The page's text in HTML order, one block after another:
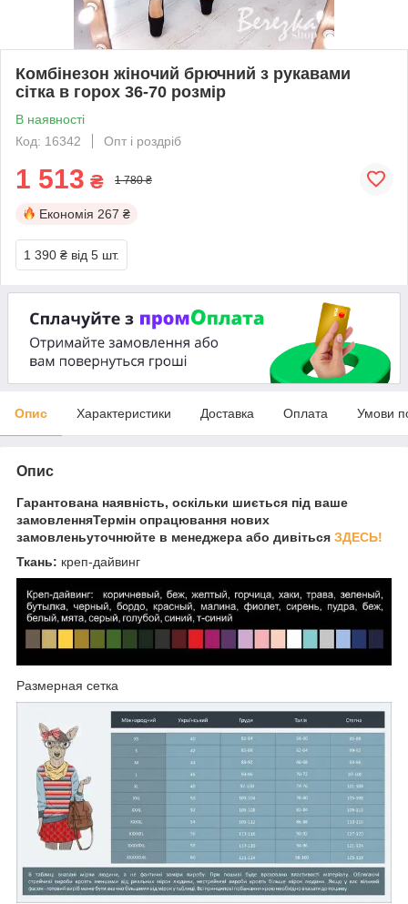
Комбінезон жіночий брючний з рукавами
сітка в горох 36-70 розмір
В наявності
Код: 16342
Опт і роздріб
1 513 ₴ 1 780 ₴
Економія 267 ₴
1 390 ₴ від 5 шт.
Опис Характеристики Доставка Оплата Умови
Опис
Гарантована наявність, оскільки шиється під ваше
замовленняТермін опрацювання нових
замовленьуточнюйте в менеджера або дивіться ЗДЕСЬ!
Ткань: креп-дайвинг
Размерная сетка